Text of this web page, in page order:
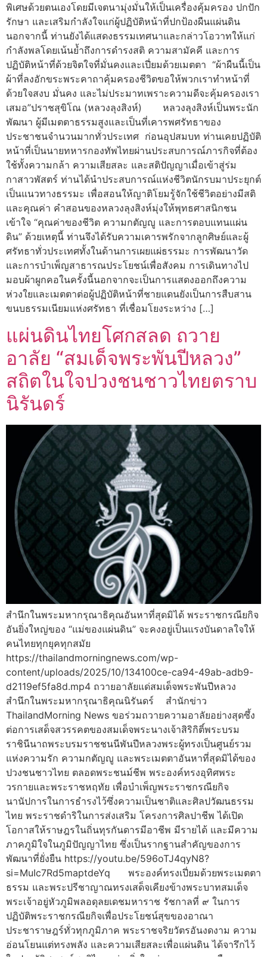
พิเศษด้วยตนเองโดยมีเจตนามุ่งมั่นให้เป็นเครื่องคุ้มครอง ปกปัก
รักษา และเสริมกำลังใจแก่ผู้ปฏิบัติหน้าที่ปกป้องผืนแผ่นดิน
นอกจากนี้ ท่านยังได้แสดงธรรมเทศนาและกล่าวโอวาทให้แก่
กำลังพลโดยเน้นย้ำถึงการดำรงสติ ความสามัคคี และการ
ปฏิบัติหน้าที่ด้วยจิตใจที่มั่นคงและเปี่ยมด้วยเมตตา “ผ้าผืนนี้เป็น
ผ้าที่ลงอักขระพระคาถาคุ้มครองชีวิตขอให้พวกเราทำหน้าที่
ด้วยใจสงบ มั่นคง และไม่ประมาทเพราะความดีจะคุ้มครองเรา
เสมอ”ปราชสุขิโณ (หลวงลุงสิงห์) หลวงลุงสิงห์เป็นพระนัก
พัฒนา ผู้มีเมตตาธรรมสูงและเป็นที่เคารพศรัทธาของ
ประชาชนจำนวนมากทั่วประเทศ ก่อนอุปสมบท ท่านเคยปฏิบัติ
หน้าที่เป็นนายทหารกองทัพไทยผ่านประสบการณ์ภารกิจที่ต้อง
ใช้ทั้งความกล้า ความเสียสละ และสติปัญญาเมื่อเข้าสู่ร่ม
กาสาวพัสตร์ ท่านได้นำประสบการณ์แห่งชีวิตนักรบมาประยุกต์
เป็นแนวทางธรรมะ เพื่อสอนให้ญาติโยมรู้จักใช้ชีวิตอย่างมีสติ
และคุณค่า คำสอนของหลวงลุงสิงห์มุ่งให้พุทธศาสนิกชน
เข้าใจ “คุณค่าของชีวิต ความกตัญญู และการตอบแทนแผ่น
ดิน” ด้วยเหตุนี้ ท่านจึงได้รับความเคารพรักจากลูกศิษย์และผู้
ศรัทธาทั่วประเทศทั้งในด้านการเผยแผ่ธรรมะ การพัฒนาวัด
และการบำเพ็ญสาธารณประโยชน์เพื่อสังคม การเดินทางไป
มอบผ้าผูกคอในครั้งนี้นอกจากจะเป็นการแสดงออกถึงความ
ห่วงใยและเมตตาต่อผู้ปฏิบัติหน้าที่ชายแดนยังเป็นการสืบสาน
ขนบธรรมเนียมแห่งศรัทธา ที่เชื่อมโยงระหว่าง […]
แผ่นดินไทยโศกสลด ถวาย
อาลัย “สมเด็จพระพันปีหลวง”
สถิตในใจปวงชนชาวไทยตราบ
นิรันดร์
สำนึกในพระมหากรุณาธิคุณอันหาที่สุดมิได้ พระราชกรณียกิจ
อันยิ่งใหญ่ของ “แม่ของแผ่นดิน” จะคงอยู่เป็นแรงบันดาลใจให้
คนไทยทุกยุคทุกสมัย
https://thailandmorningnews.com/wp-
content/uploads/2025/10/134100ce-ca94-49ab-adb9-
d2119ef5fa8d.mp4 ถวายอาลัยแด่สมเด็จพระพันปีหลวง
สำนึกในพระมหากรุณาธิคุณนิรันดร์ สำนักข่าว
ThailandMorning News ขอร่วมถวายความอาลัยอย่างสุดซึ้ง
ต่อการเสด็จสวรรคตของสมเด็จพระนางเจ้าสิริกิติ์พระบรม
ราชินีนาถพระบรมราชชนนีพันปีหลวงพระผู้ทรงเป็นศูนย์รวม
แห่งความรัก ความกตัญญู และพระเมตตาอันหาที่สุดมิได้ของ
ปวงชนชาวไทย ตลอดพระชนม์ชีพ พระองค์ทรงอุทิศพระ
วรกายและพระราชหฤทัย เพื่อบำเพ็ญพระราชกรณียกิจ
นานัปการในการธำรงไว้ซึ่งความเป็นชาติและศิลปวัฒนธรรม
ไทย พระราชดำริในการส่งเสริม โครงการศิลปาชีพ ได้เปิด
โอกาสให้ราษฎรในถิ่นทุรกันดารมีอาชีพ มีรายได้ และมีความ
ภาคภูมิใจในภูมิปัญญาไทย ซึ่งเป็นรากฐานสำคัญของการ
พัฒนาที่ยั่งยืน https://youtu.be/596oTJ4qyN8?
si=MuIc7Rd5maptdeYq พระองค์ทรงเปี่ยมด้วยพระเมตตา
ธรรม และพระปรีชาญาณทรงเสด็จเคียงข้างพระบาทสมเด็จ
พระเจ้าอยู่หัวภูมิพลอดุลยเดชมหาราช รัชกาลที่ ๙ ในการ
ปฏิบัติพระราชกรณียกิจเพื่อประโยชน์สุขของอาณา
ประชาราษฎร์ทั่วทุกภูมิภาค พระราชจริยวัตรอันงดงาม ความ
อ่อนโยนแต่ทรงพลัง และความเสียสละเพื่อแผ่นดิน ได้จารึกไว้